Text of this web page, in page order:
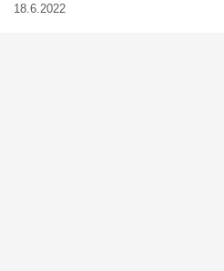
18.6.2022